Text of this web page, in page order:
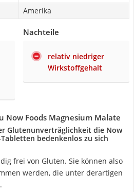
Amerika
Nachteile
relativ niedriger
Wirkstoffgehalt
Now Foods Magnesium Malate
Glutenunverträglichkeit die Now
bedenkenlos zu sich
frei von Gluten. Sie können also
werden, die unter derartigen